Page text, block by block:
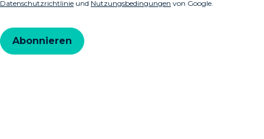
Datenschutzrichtlinie und Nutzungsbedingungen von Google.